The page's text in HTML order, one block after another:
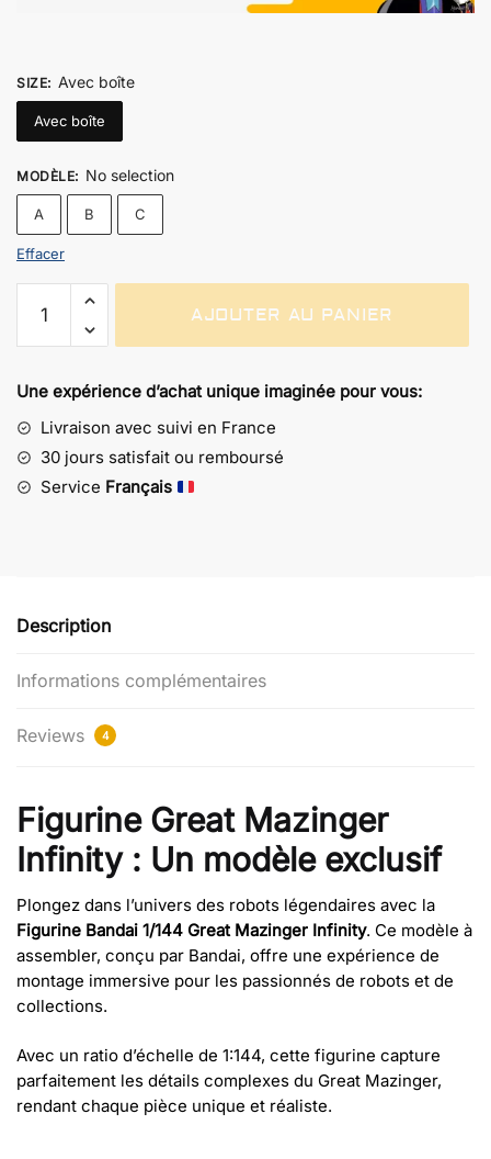
SIZE: Avec boîte
Avec boîte
MODÈLE: No selection
A B C
Effacer
Figurine
1/144
Great
Mazinger
Infinity
AJOUTER AU PANIER
Une expérience d’achat unique imaginée pour vous:
Livraison avec suivi en France
30 jours satisfait ou remboursé
Service Français
Description
Informations complémentaires
Reviews 4
Figurine Great Mazinger
Infinity : Un modèle exclusif
Plongez dans l’univers des robots légendaires avec la
Figurine Bandai 1/144 Great Mazinger Infinity. Ce modèle à
assembler, conçu par Bandai, offre une expérience de
montage immersive pour les passionnés de robots et de
collections.
Avec un ratio d’échelle de 1:144, cette figurine capture
parfaitement les détails complexes du Great Mazinger,
rendant chaque pièce unique et réaliste.